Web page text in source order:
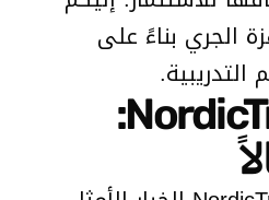
الجري بناءً على
1. NordicTrack X24: